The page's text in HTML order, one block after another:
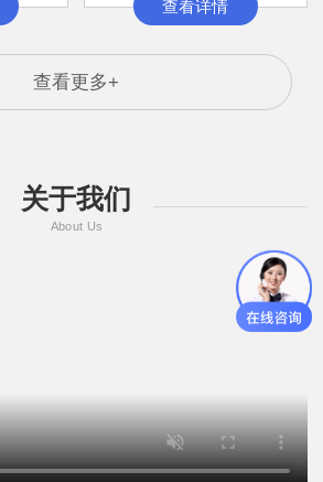
查看详情
查看更多+
关于我们
About Us